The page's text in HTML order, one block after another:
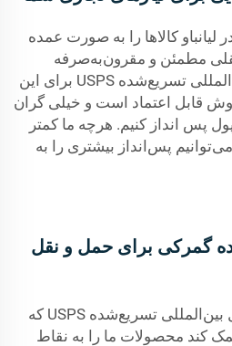
لیانباو کالاها را به صورت عمده
مطمئن و مقرون‌به‌صرفه
می‌خواهید. حمل و نقل بین‌المللی تسریع‌شده USPS برای این
قابل اعتماد است و خیلی گران
پس انداز کنیم. هرچه ما کمتر
پس‌انداز بیشتری را به
گمرکی برای حمل و نقل
ارسال از طریق حمل و نقل بین‌المللی تسریع‌شده USPS که
کند محصولات ما را به نقاط